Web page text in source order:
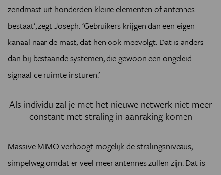
zendmast uit honderden kleine elementen of antennes
bestaat’, zegt Joseph. ‘Gebruikers krijgen dan een eigen
kanaal naar de mast, dat hen ook meevolgt. Dat is anders
dan bij bestaande systemen, die gewoon een ongeleid
signaal de ruimte insturen.’
Als individu zal je met het nieuwe netwerk niet meer
constant met straling in aanraking komen
Massive MIMO verhoogt mogelijk de stralingsniveaus,
simpelweg omdat er veel meer antennes zullen zijn. Dat is